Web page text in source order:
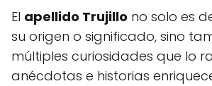
El apellido Trujillo no solo es
su origen o significado, sino
múltiples curiosidades que lo
anécdotas e historias